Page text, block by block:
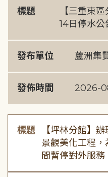
標題
【三重東
14日停水公
發布單位 蘆洲集
發佈時間 2026-
標題
【坪林分館】
景觀美化工程
間暫停對外服務